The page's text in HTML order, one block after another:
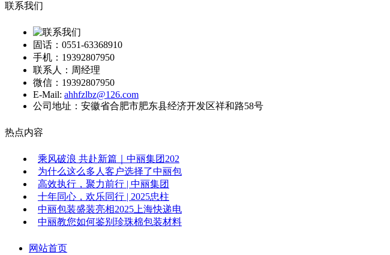
联系我们
固话：0551-63368910
手机：19392807950
联系人：周经理
微信：19392807950
E-Mail: ahhfzlbz@126.com
公司地址：安徽省合肥市肥东县经济开发区祥和路58号
热点内容
乘风破浪 共赴新篇｜中丽集团202
为什么这么多人客户选择了中丽包
高效执行，聚力前行 | 中丽集团
十年同心，欢乐同行 | 2025忠柱
中丽包装盛装亮相2025上海快递电
中丽教您如何鉴别珍珠棉包装材料
网站首页